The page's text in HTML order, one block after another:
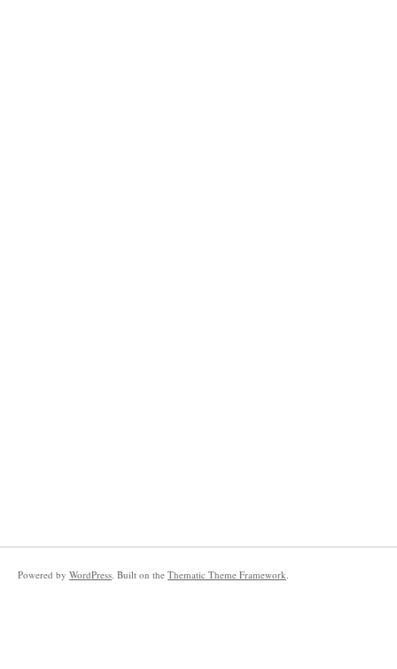
Powered by WordPress. Built on the Thematic Theme Framework.